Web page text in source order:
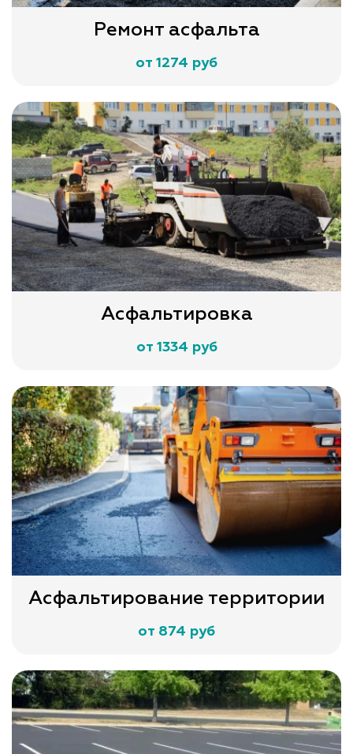
Ремонт асфальта
от 1274 руб
Асфальтировка
от 1334 руб
Асфальтирование территории
от 874 руб